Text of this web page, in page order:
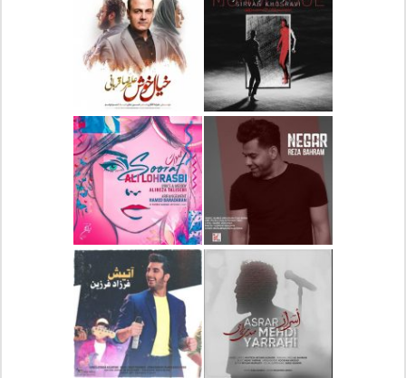
دانلود آلبوم جدید سیروان
خسروی بنام مونولوگ
دانلود آهنگ جدید علیرضا
قربانی بنام خیال خوش
دانلود آهنگ جدید رضا
بهرام بنام نگار
دانلود آهنگ جدید علی
لهراسبی بنام صورت